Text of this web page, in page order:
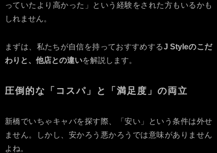
っていたより高かった」という経験をされた方もいるかも
しれません。
まずは、私たちが自信を持っておすすめするJ Styleのこだ
わりと、他店との違いを解説します。
圧倒的な「コスパ」と「満足度」の両立
新橋でいちゃキャバを探す際、「安い」という条件は外せ
ません。しかし、安かろう悪かろうでは意味がありません
よね。